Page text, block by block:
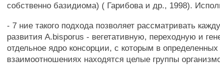
собственно базидиома) ( Гарибова и др., 1998).
- 7 ние такого подхода позволяет рассматривать
развития A.bisporus - вегетативную, переходную и
отдельное ядро консорции, с которым в определенных
взаимоотношениях находятся целые группы